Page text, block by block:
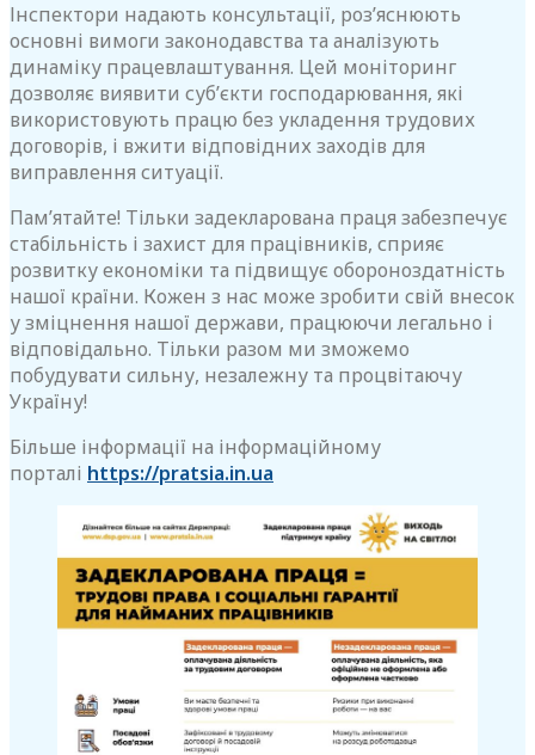
Інспектори надають консультації, роз’яснюють
основні вимоги законодавства та аналізують
динаміку працевлаштування. Цей моніторинг
дозволяє виявити суб’єкти господарювання, які
використовують працю без укладення трудових
договорів, і вжити відповідних заходів для
виправлення ситуації.
Пам’ятайте! Тільки задекларована праця забезпечує
стабільність і захист для працівників, сприяє
розвитку економіки та підвищує обороноздатність
нашої країни. Кожен з нас може зробити свій внесок
у зміцнення нашої держави, працюючи легально і
відповідально. Тільки разом ми зможемо
побудувати сильну, незалежну та процвітаючу
Україну!
Більше інформації на інформаційному
порталі https://pratsia.in.ua